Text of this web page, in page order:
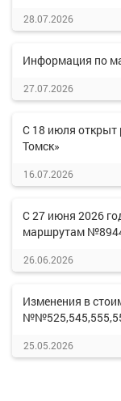
28.07.2026
Информация по
27.07.2026
С 18 июля открыт
Томск»
16.07.2026
С 27 июня 2026
маршрутам
26.06.2026
Изменения в
25.05.2026